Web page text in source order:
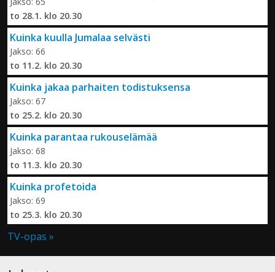
to 28.1. klo 20.30
Kuinka kuulla Jumalaa selvästi
Jakso: 66
to 11.2. klo 20.30
Kuinka jakaa parhaiten todistuksensa
Jakso: 67
to 25.2. klo 20.30
Kuinka parantaa rukouselämää
Jakso: 68
to 11.3. klo 20.30
Kuinka profetoida
Jakso: 69
to 25.3. klo 20.30
TV-opas »